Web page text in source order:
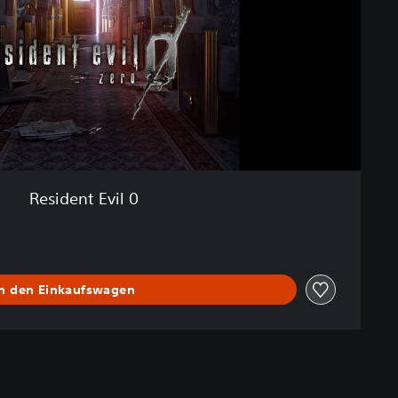
Resident Evil 0
den Einkaufswagen